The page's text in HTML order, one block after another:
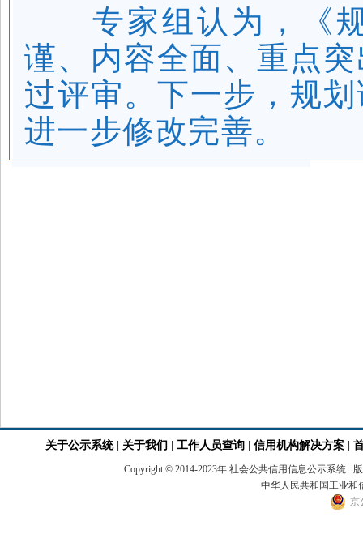
专家组认为，《
谨、内容全面、重点
过评审。下一步，规
进一步修改完善。
关于公示系统| 关于我们 | 工作人员查询 | 信用机构解决方案 |
Copyright © 2014-2023年 社会公共信用信息公示系
中华人民共和国工业和
京